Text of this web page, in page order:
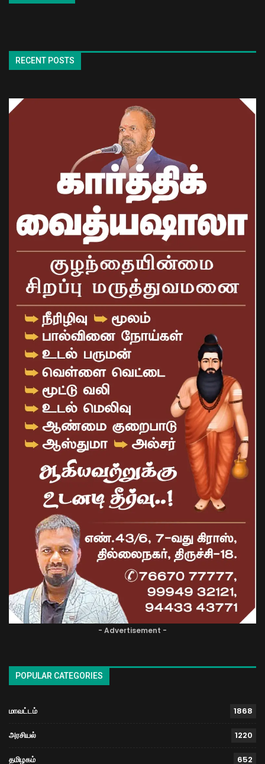
RECENT POSTS
- Advertisement -
POPULAR CATEGORIES
மாவட்டம் 1868
அரசியல் 1220
தமிழகம் 652